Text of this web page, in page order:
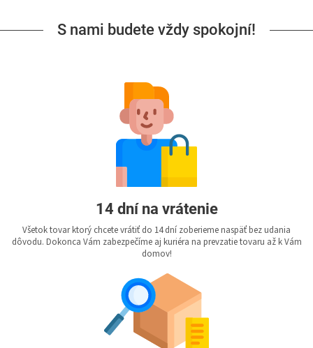
S nami budete vždy spokojní!
14 dní na vrátenie
Všetok tovar ktorý chcete vrátiť do 14 dní zoberieme naspäť bez udania
dôvodu. Dokonca Vám zabezpečíme aj kuriéra na prevzatie tovaru až k Vám
domov!